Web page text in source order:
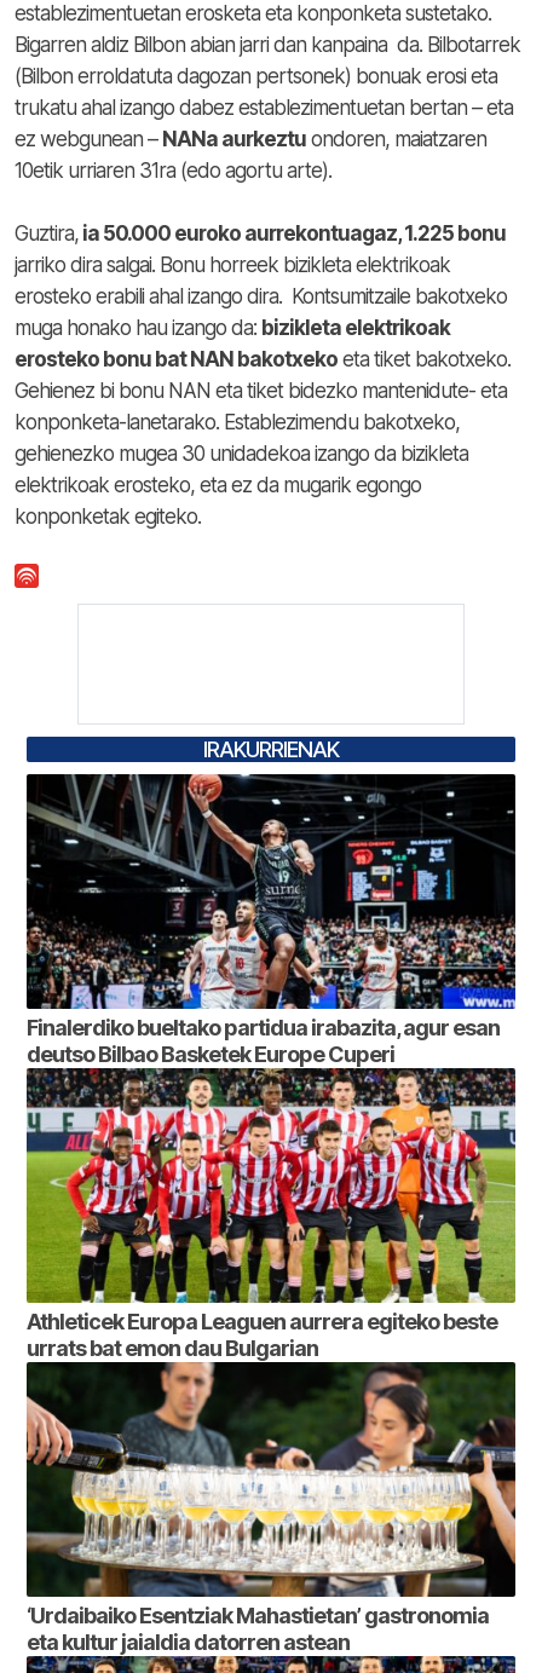
establezimentuetan erosketa eta konponketa sustetako.
Bigarren aldiz Bilbon abian jarri dan kanpaina da. Bilbotarrek
(Bilbon erroldatuta dagozan pertsonek) bonuak erosi eta
trukatu ahal izango dabez establezimentuetan bertan – eta
ez webgunean – NANa aurkeztu ondoren, maiatzaren
10etik urriaren 31ra (edo agortu arte).
Guztira, ia 50.000 euroko aurrekontuagaz, 1.225 bonu
jarriko dira salgai. Bonu horreek bizikleta elektrikoak
erosteko erabili ahal izango dira. Kontsumitzaile bakotxeko
muga honako hau izango da: bizikleta elektrikoak
erosteko bonu bat NAN bakotxeko eta tiket bakotxeko.
Gehienez bi bonu NAN eta tiket bidezko mantenidute- eta
konponketa-lanetarako. Establezimendu bakotxeko,
gehienezko mugea 30 unidadekoa izango da bizikleta
elektrikoak erosteko, eta ez da mugarik egongo
konponketak egiteko.
IRAKURRIENAK
Finalerdiko bueltako partidua irabazita, agur esan
deutso Bilbao Basketek Europe Cuperi
Athleticek Europa Leaguen aurrera egiteko beste
urrats bat emon dau Bulgarian
‘Urdaibaiko Esentziak Mahastietan’ gastronomia
eta kultur jaialdia datorren astean